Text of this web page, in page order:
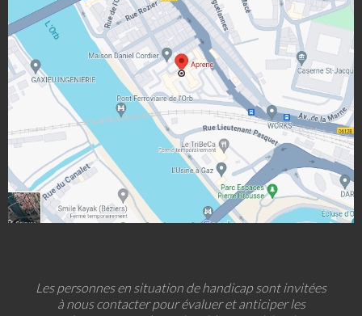
Les personnes en situation de handicap sont invitées
à nous contacter pour évaluer et anticiper les